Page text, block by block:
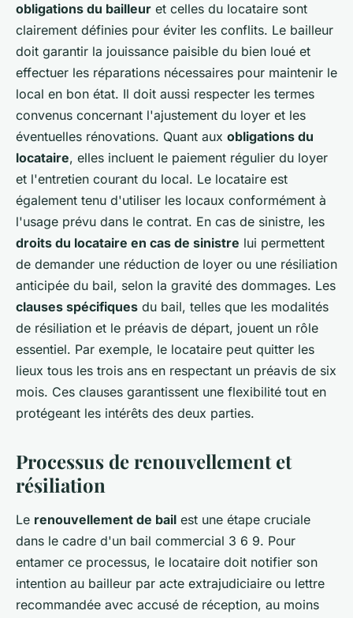
obligations du bailleur et celles du locataire sont
clairement définies pour éviter les conflits. Le bailleur
doit garantir la jouissance paisible du bien loué et
effectuer les réparations nécessaires pour maintenir le
local en bon état. Il doit aussi respecter les termes
convenus concernant l'ajustement du loyer et les
éventuelles rénovations. Quant aux obligations du
locataire, elles incluent le paiement régulier du loyer
et l'entretien courant du local. Le locataire est
également tenu d'utiliser les locaux conformément à
l'usage prévu dans le contrat. En cas de sinistre, les
droits du locataire en cas de sinistre lui permettent
de demander une réduction de loyer ou une résiliation
anticipée du bail, selon la gravité des dommages. Les
clauses spécifiques du bail, telles que les modalités
de résiliation et le préavis de départ, jouent un rôle
essentiel. Par exemple, le locataire peut quitter les
lieux tous les trois ans en respectant un préavis de six
mois. Ces clauses garantissent une flexibilité tout en
protégeant les intérêts des deux parties.
Processus de renouvellement et
résiliation
Le renouvellement de bail est une étape cruciale
dans le cadre d'un bail commercial 3 6 9. Pour
entamer ce processus, le locataire doit notifier son
intention au bailleur par acte extrajudiciaire ou lettre
recommandée avec accusé de réception, au moins